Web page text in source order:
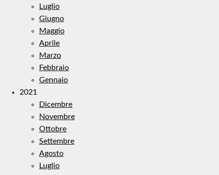
Luglio
Giugno
Maggio
Aprile
Marzo
Febbraio
Gennaio
2021
Dicembre
Novembre
Ottobre
Settembre
Agosto
Luglio